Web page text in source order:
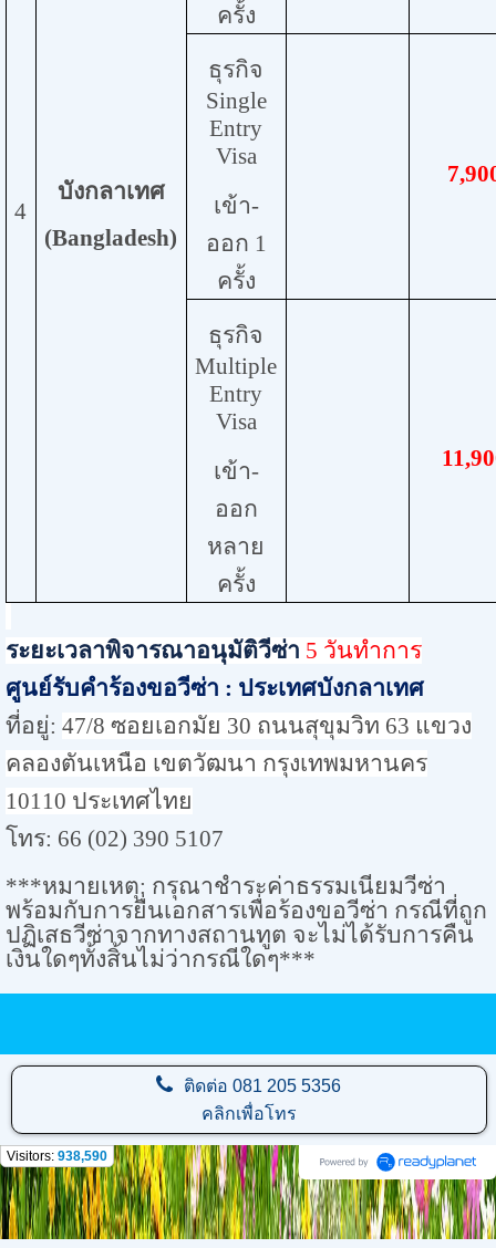
4
บังกลาเทศ
(Bangladesh)
ครั้ง
ธุรกิจ
Single
Entry
Visa
เข้า-
ออก 1
ครั้ง
7,
ธุรกิจ
Multiple
Entry
Visa
เข้า-
ออก
หลาย
ครั้ง
11,
ระยะเวลาพิจารณาอนุมัติวีซ่า 5 วันทำการ
ศูนย์รับคำร้องขอวีซ่า : ประเทศบังกลาเทศ
ที่อยู่: 47/8 ซอยเอกมัย 30 ถนนสุขุมวิท 63 แขวง
คลองตันเหนือ เขตวัฒนา กรุงเทพมหานคร
10110 ประเทศไทย
โทร: 66 (02) 390 5107
***หมายเหตุ: กรุณาชำระค่าธรรมเนียมวีซ่า
พร้อมกับการยื่นเอกสารเพื่อร้องขอวีซ่า กรณีที่ถูก
ปฏิเสธวีซ่าจากทางสถานทูต จะไม่ได้รับการคืน
เงินใดๆทั้งสิ้นไม่ว่ากรณีใดๆ***
ติดต่อ081 205 5356
คลิกเพื่อโทร
Visitors: 938,590